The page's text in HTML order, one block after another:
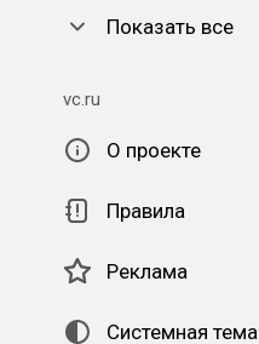
Показать все
vc.ru
О проекте
Правила
Реклама
Системная тема